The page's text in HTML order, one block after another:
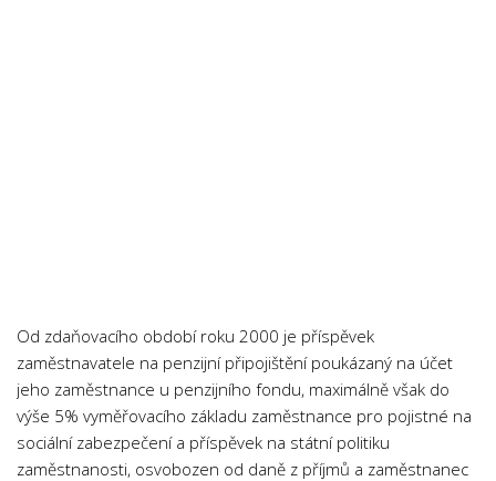
Fyzika
Informatika
Jazyky
Od zdaňovacího období roku 2000 je příspěvek
zaměstnavatele na penzijní připojištění poukázaný na účet
jeho zaměstnance u penzijního fondu, maximálně však do
výše 5% vyměřovacího základu zaměstnance pro pojistné na
sociální zabezpečení a příspěvek na státní politiku
zaměstnanosti, osvobozen od daně z příjmů a zaměstnanec